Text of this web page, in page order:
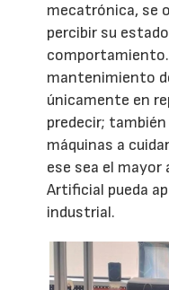
mecatrónica, se
percibir su
comportamiento.
mantenimiento
únicamente en
predecir;
máquinas a
ese sea el
Artificial pueda
industrial.